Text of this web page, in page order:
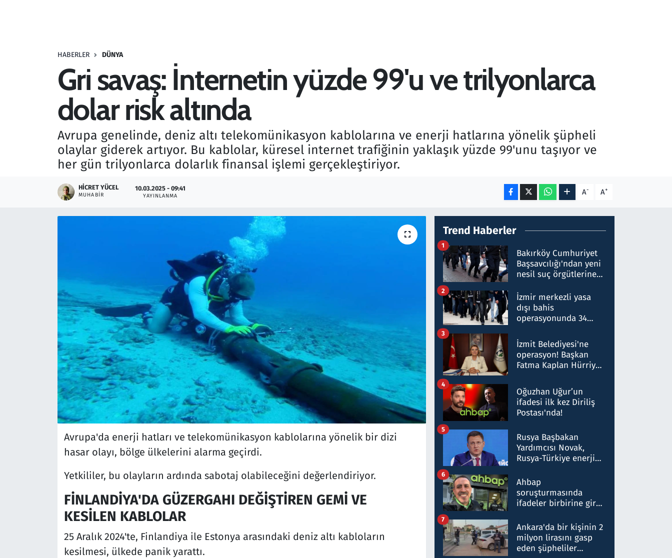
HABERLER DÜNYA
Gri savaş: İnternetin yüzde 99'u ve trilyonlarca
dolar risk altında
Avrupa genelinde, deniz altı telekomünikasyon kablolarına ve enerji hatlarına yönelik şüpheli
olaylar giderek artıyor. Bu kablolar, küresel internet trafiğinin yaklaşık yüzde 99'unu taşıyor ve
her gün trilyonlarca dolarlık finansal işlemi gerçekleştiriyor.
HICRET YÜCEL
MUHABIR
10.03.2025 - 09:41
YAYINLANMA A- A+
Avrupa'da enerji hatları ve telekomünikasyon kablolarına yönelik bir dizi
hasar olayı, bölge ülkelerini alarma geçirdi.
Yetkililer, bu olayların ardında sabotaj olabileceğini değerlendiriyor.
FİNLANDİYA'DA GÜZERGAHI DEĞİŞTİREN GEMİ VE
KESİLEN KABLOLAR
25 Aralık 2024'te, Finlandiya ile Estonya arasındaki deniz altı kabloların
kesilmesi, ülkede panik yarattı.
Trend Haberler
Bakırköy Cumhuriyet
Başsavcılığı'ndan yeni
nesil suç örgütlerine
hakkında gözaltı kararı
1
İzmir merkezli yasa
dışı bahis
operasyonunda 34
Milyar liralık para
trafiği tespit edildi
2
İzmit Belediyesi'ne
operasyon! Başkan
Fatma Kaplan Hürriyet
3
Oğuzhan Uğur’un
ifadesi ilk kez Diriliş
Postası'nda!
4
Rusya Başbakan
Yardımcısı Novak,
Rusya-Türkiye enerji
nitelikte olduğunu
belirtti
5
Ahbap
soruşturmasında
ifadeler birbirine girdi:
ifadelerinden ortaya
çıkan tablo şok etti
6
Ankara'da bir kişinin 2
milyon lirasını gasp
eden şüpheliler
7
Savunma Sanayi
Televizyon